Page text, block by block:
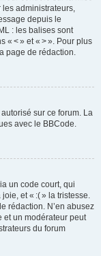
les administrateurs,
depuis le
: les balises sont
« < » et « > ». Pour plus
page de rédaction.
sur ce forum. La
avec le BBCode.
un code court, qui
et « :( » la tristesse.
rédaction. N’en abusez
et un modérateur peut
du forum